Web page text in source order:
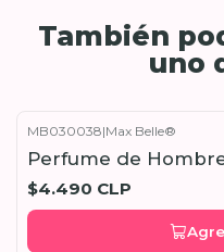
También
uno
MB030038|Max Belle®
Perfume de
$4.490 CLP